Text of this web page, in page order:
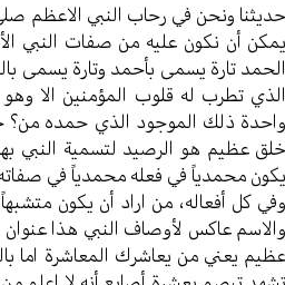
حديثنا ونحن في رحاب النبي الاعظم
يمكن أن نكون عليه من صفات النبي
الحمد تارة يسمى بأحمد وتارة يسمى
الذي تطرب له قلوب المؤمنين الا
واحدة ذلك الموجود الذي حمده من؟
خلق عظيم هو الرصيد لتسمية النبي
يكون محمدياً في فعله محمدياً في
وفي كل أفعاله، من اراد أن يكون
والاسم عاكس لأوصاف النبي هذا عنوان
عظيم يعني من يعاشرك المعاشرة اما